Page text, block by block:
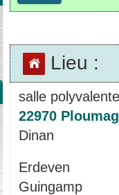
Lieu :
salle polyvalente
22970
Dinan
Erdeven
Guingamp